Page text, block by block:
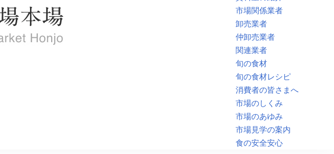
市場関係業者
卸売業者
仲卸売業者
関連業者
旬の食材
旬の食材レシピ
消費者の皆さまへ
市場のしくみ
市場のあゆみ
市場見学の案内
食の安全安心